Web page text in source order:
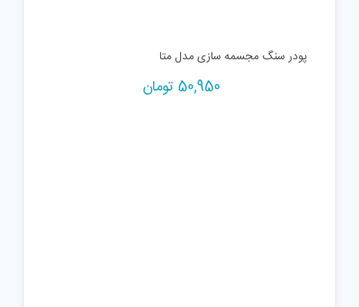
پودر سنگ مجسمه سازی مدل متا
50,950 تومان